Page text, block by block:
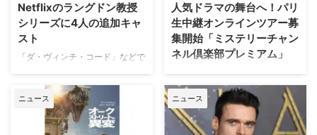
年6月28日（日）までの順位は以
下の通り。 総合 『ストレンジャ
ー・シングス 未知の世界』
（Netflix／計42話）…232億
する今作は、HBO Maxにて配信
される予定だ。監督を務めるの
は、ドキュメンタリー映画『ある
アスリートの告発』で高い評価を
ンに愛され続けてきた作品の魅力
を、新たな角度から解き明かして
いく。 未公開アウトテイ …
Netflixのラングドン教授
シリーズに4人の追加キャ
スト
「ダ・ヴィンチ・コード」などで
セラー小説、ロバート・ラングド
ン教授シリーズ最新作「シークレ
ット・オブ・シークレッツ」のド
ラマ化をNetflixが進めていること
人気ドラマの舞台へ！パリ
生中継オンラインツアー募
集開始「ミステリーチャン
ネル倶楽部プレミアム」
日本唯一のミステリードラマ専門
チャンネル「ミステリーチャンネ
ル」は、現地体験型アクティビテ
ィ専門予約サイト「ベルトラ」特
別協力のもと、8月20日（木）19
ニュース ニュース